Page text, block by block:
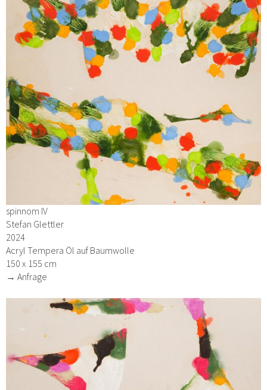
spinnom IV
Stefan Glettler
2024
Acryl Tempera Öl auf Baumwolle
150 x 155 cm
→ Anfrage